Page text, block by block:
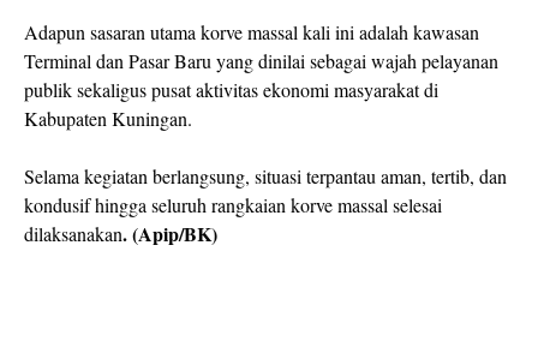
Adapun sasaran utama korve massal kali ini adalah kawasan
Terminal dan Pasar Baru yang dinilai sebagai wajah pelayanan
publik sekaligus pusat aktivitas ekonomi masyarakat di
Kabupaten Kuningan.
Selama kegiatan berlangsung, situasi terpantau aman, tertib, dan
kondusif hingga seluruh rangkaian korve massal selesai
dilaksanakan. (Apip/BK)